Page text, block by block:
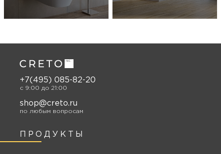
ПРОДУКТЫ
+7(495) 085-82-20
c 9:00 до 21:00
shop@creto.ru
по любым вопросам